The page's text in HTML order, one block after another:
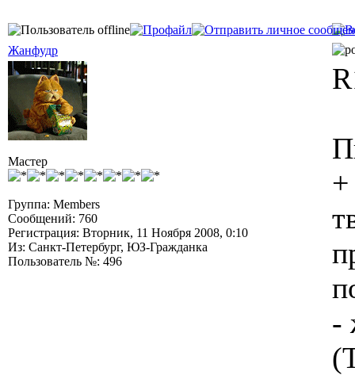
Жанфудр
Мастер
Группа: Members
Сообщений: 760
Регистрация: Вторник, 11 Ноября 2008, 0:10
Из: Санкт-Петербург, ЮЗ-Гражданка
Пользователь №: 496
+
-